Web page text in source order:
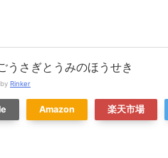
うさぎとうみのほうせき
Rinker
Amazon 楽天市場